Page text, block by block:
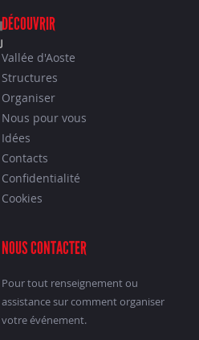
DÉCOUVRIR
Vallée d'Aoste
Structures
Organiser
Nous pour vous
Idées
Contacts
Confidentialité
Cookies
NOUS CONTACTER
Pour tout renseignement ou
assistance sur comment organiser
votre événement.